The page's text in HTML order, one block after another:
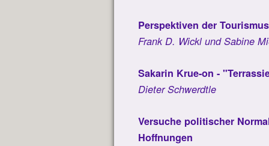
Perspektiven der
Frank D. Wickl und Sabine
Sakarin Krue-on -
Dieter Schwerdtle
Versuche politischer
Hoffnungen